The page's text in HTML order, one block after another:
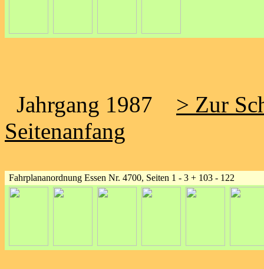
Jahrgang 1987
> Zur
Seitenanfang
Fahrplananordnung Essen Nr. 4700, Seiten 1 - 3 + 103 - 122